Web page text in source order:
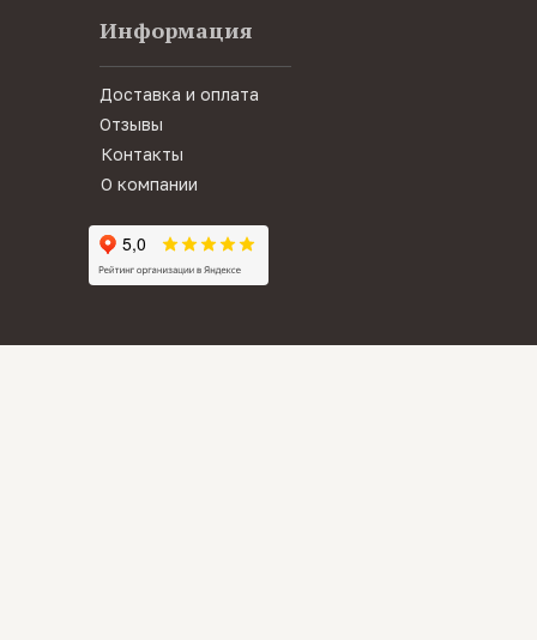
Информация
Доставка и оплата
Отзывы
Контакты
О компании